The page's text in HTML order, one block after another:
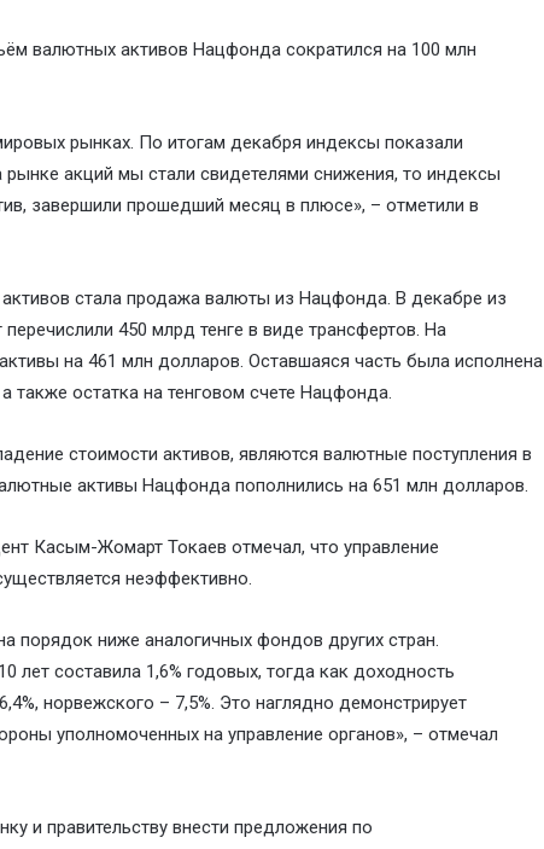
валютных активов Нацфонда сократился на 100 млн
рынках. По итогам декабря индексы показали
акций мы стали свидетелями снижения, то индексы
завершили прошедший месяц в плюсе», – отметили в
стала продажа валюты из Нацфонда. В декабре из
450 млрд тенге в виде трансфертов. На
на 461 млн долларов. Оставшаяся часть была исполнена
также остатка на тенговом счете Нацфонда.
стоимости активов, являются валютные поступления в
активы Нацфонда пополнились на 651 млн долларов.
Касым-Жомарт Токаев отмечал, что управление
неэффективно.
порядок ниже аналогичных фондов других стран.
составила 1,6% годовых, тогда как доходность
норвежского – 7,5%. Это наглядно демонстрирует
уполномоченных на управление органов», – отмечал
и правительству внести предложения по